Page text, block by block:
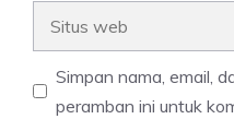
Simpan nama, email,
peramban ini untuk